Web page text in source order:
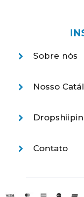
Sobre nós
Nosso
Contato